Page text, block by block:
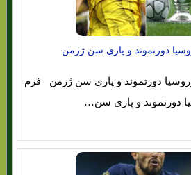
دورتموند و پاری سن ژرمن
دورتموند و پاری سن ژرمن فرم
دورتموند و پاری سن…